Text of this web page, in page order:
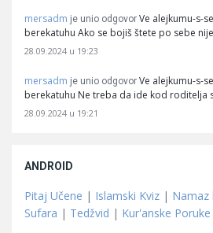
mersadm je unio odgovor Ve alejkumu-s-
berekatuhu Ako se bojiš štete po sebe
28.09.2024 u 19:23
mersadm je unio odgovor Ve alejkumu-s-
berekatuhu Ne treba da ide kod roditelja
28.09.2024 u 19:21
ANDROID
Pitaj Učene | Islamski Kviz | Namaz
Sufara | Tedžvid | Kur'anske Poruke